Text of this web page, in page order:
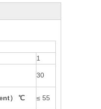
1
30
） ℃ ≤ 55